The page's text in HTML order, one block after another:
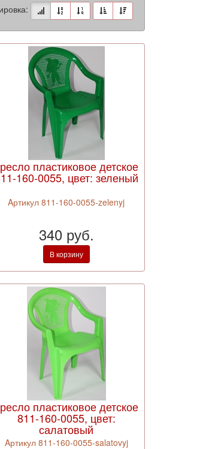
пластиковое детское
160-0055, цвет: зеленый
Aртикул 811-160-0055-zelenyj
340 руб.
В корзину
пластиковое детское
811-160-0055, цвет:
салатовый
Aртикул 811-160-0055-salatovyj